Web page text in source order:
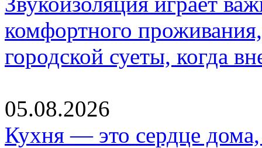
комфортного
городской суеты, когда
05.08.2026
Кухня — это сердце дома,